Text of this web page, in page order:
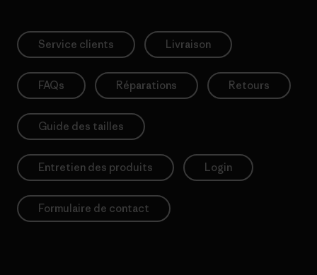
Service clients Livraison
FAQs Réparations Retours
Guide des tailles
Entretien des produits Login
Formulaire de contact